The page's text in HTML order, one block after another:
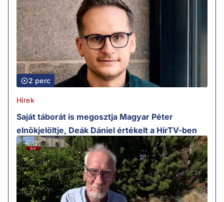
2 perc
Hírek
Saját táborát is megosztja Magyar Péter
elnökjelöltje, Deák Dániel értékelt a HírTV-ben